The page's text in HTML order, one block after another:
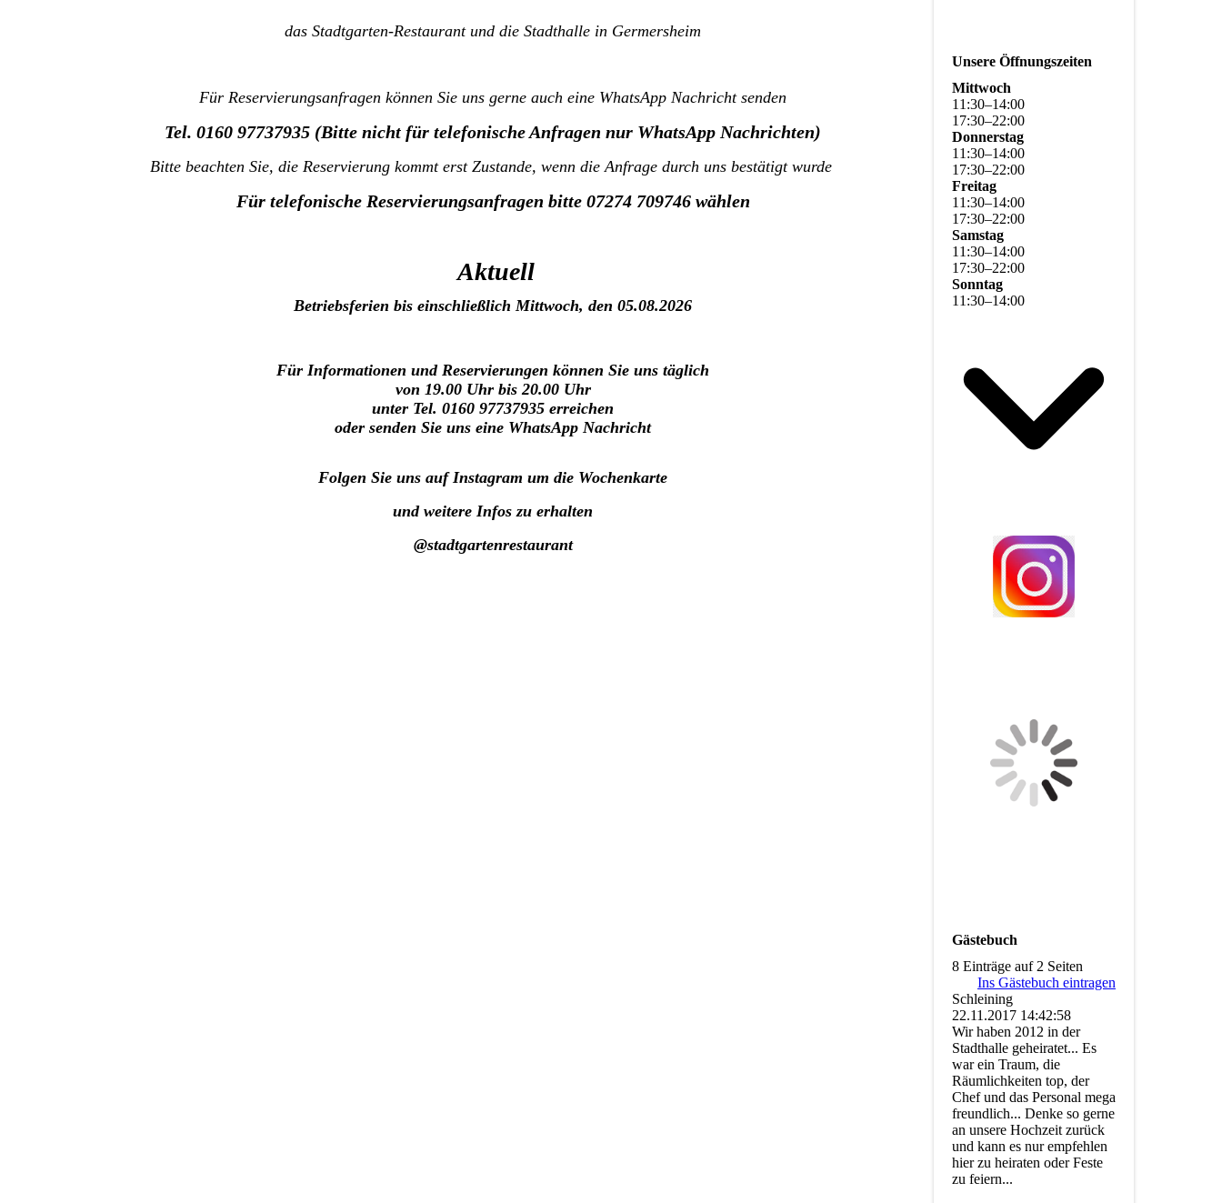
das Stadtgarten-Restaurant und die Stadthalle in Germersheim
Für Reservierungsanfragen können Sie uns gerne auch eine WhatsApp Nachricht senden
Tel. 0160 97737935 (Bitte nicht für telefonische Anfragen nur WhatsApp Nachrichten)
Bitte beachten Sie, die Reservierung kommt erst Zustande, wenn die Anfrage durch uns bestätigt wurde
Für telefonische Reservierungsanfragen bitte 07274 709746 wählen
Aktuell
Betriebsferien bis einschließlich Mittwoch, den 05.08.2026
Für Informationen und Reservierungen können Sie uns täglich
von 19.00 Uhr bis 20.00 Uhr
unter Tel. 0160 97737935 erreichen
oder senden Sie uns eine WhatsApp Nachricht
Folgen Sie uns auf Instagram um die Wochenkarte
und weitere Infos zu erhalten
@stadtgartenrestaurant
Unsere Öffnungszeiten
Mittwoch
11 :30–14:00
17:30–22:00
Donnerstag
11 :30–14:00
17:30–22:00
Freitag
11 :30–14:00
17:30–22:00
Samstag
11 :30–14:00
17:30–22:00
Sonntag
11 :30–14:00
Gästebuch
8 Einträge auf 2 Seiten
Ins Gästebuch eintragen
Schleining
22.11.2017 14:42:58
Wir haben 2012 in der
Stadthalle geheiratet... Es
war ein Traum, die
Räumlichkeiten top, der
Chef und das Personal mega
freundlich... Denke so gerne
an unsere Hochzeit zurück
und kann es nur empfehlen
hier zu heiraten oder Feste
zu feiern...